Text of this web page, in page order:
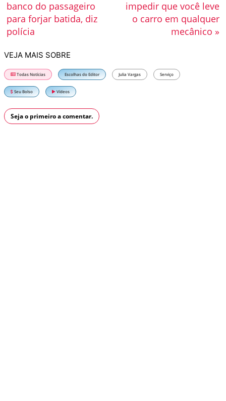
impedir que você leve
o carro em qualquer
mecânico »
banco do passageiro
para forjar batida, diz
polícia
VEJA MAIS SOBRE
Todas Notícias Escolhas do Editor Julia Vargas Serviço
Seu Bolso Vídeos
Seja o primeiro a comentar.